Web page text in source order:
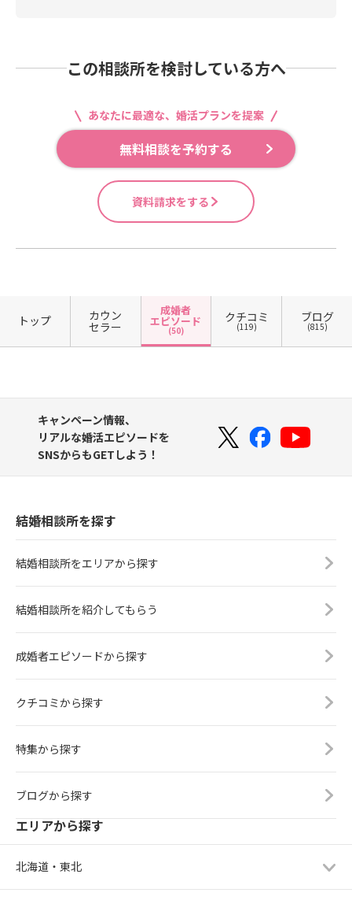
この相談所を検討している方へ
あなたに最適な、婚活プランを提案
無料相談を予約する
資料請求をする
トップ カウン
セラー
成婚者
エピソード
(50)
クチコミ
(119)
ブログ
(815)
キャンペーン情報、
リアルな婚活エピソードを
SNSからもGETしよう！
結婚相談所を探す
結婚相談所をエリアから探す
結婚相談所を紹介してもらう
成婚者エピソードから探す
クチコミから探す
特集から探す
ブログから探す
エリアから探す
北海道・東北